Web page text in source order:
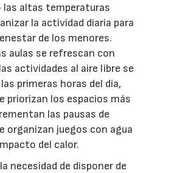
las altas temperaturas
la actividad diaria para
de los menores.
aulas se refrescan con
actividades al aire libre se
primeras horas del día,
priorizan los espacios más
las pausas de
organizan juegos con agua
del calor.
necesidad de disponer de